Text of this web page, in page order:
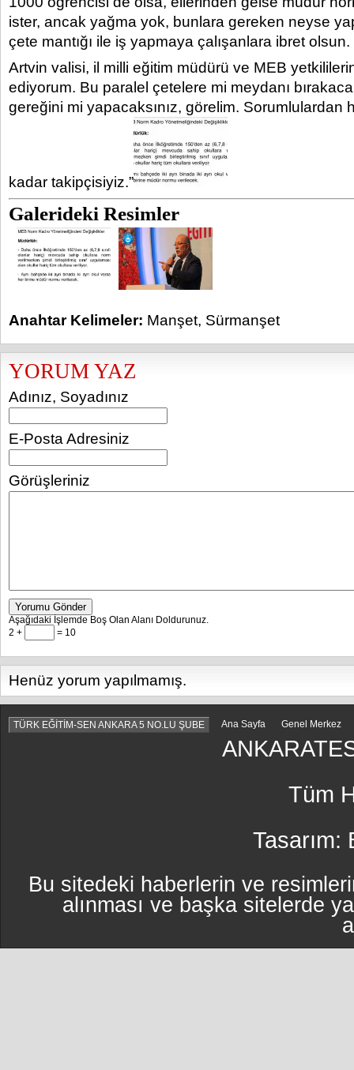
ister, ancak yağma yok, bunlara gereken neyse
çete mantığı ile iş yapmaya çalışanlara ibret olsun.
Artvin valisi, il milli eğitim müdürü ve MEB
ediyorum. Bu paralel çetelere mi meydanı
gereğini mi yapacaksınız, görelim. Sorumlulardan
kadar takipçisiyiz.”
Galerideki Resimler
Anahtar Kelimeler: Manşet, Sürmanşet
YORUM YAZ
Adınız, Soyadınız
E-Posta Adresiniz
Görüşleriniz
Yorumu Gönder
Aşağıdaki İşlemde Boş Olan Alanı Doldurunuz.
2 +
= 10
Henüz yorum yapılmamış.
TÜRK EĞİTİM-SEN ANKARA 5 NO.LU ŞUBE Ana Sayfa Genel Merkez
Tüm
Tasarım:
Bu sitedeki haberlerin ve
alınması ve başka sitelerde